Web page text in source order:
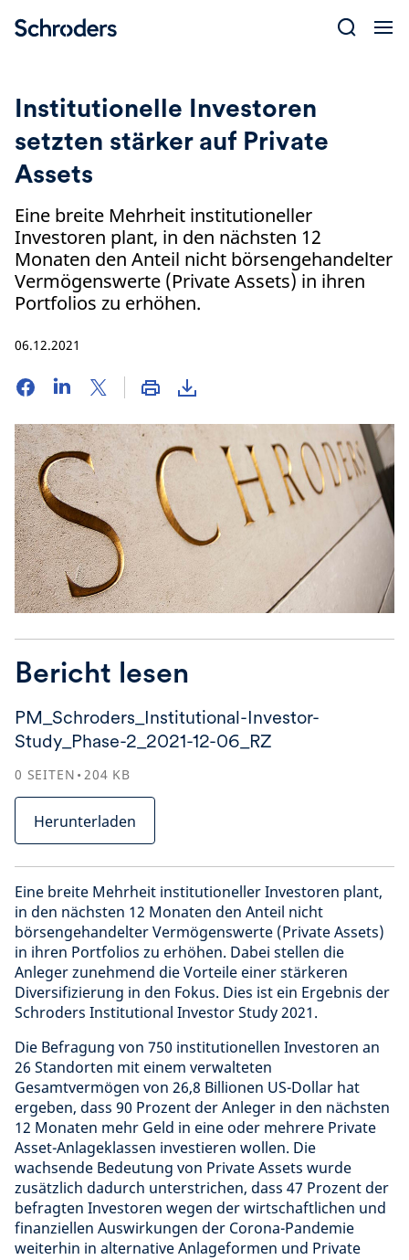
Institutionelle Investoren
setzten stärker auf Private
Assets
Eine breite Mehrheit institutioneller
Investoren plant, in den nächsten 12
Monaten den Anteil nicht börsengehandelter
Vermögenswerte (Private Assets) in ihren
Portfolios zu erhöhen.
06.12.2021
Bericht lesen
PM_Schroders_Institutional-Investor-
Study_Phase-2_2021-12-06_RZ
0 SEITEN 204 KB
Herunterladen
Eine breite Mehrheit institutioneller Investoren plant,
in den nächsten 12 Monaten den Anteil nicht
börsengehandelter Vermögenswerte (Private Assets)
in ihren Portfolios zu erhöhen. Dabei stellen die
Anleger zunehmend die Vorteile einer stärkeren
Diversifizierung in den Fokus. Dies ist ein Ergebnis der
Schroders Institutional Investor Study 2021.
Die Befragung von 750 institutionellen Investoren an
26 Standorten mit einem verwalteten
Gesamtvermögen von 26,8 Billionen US-Dollar hat
ergeben, dass 90 Prozent der Anleger in den nächsten
12 Monaten mehr Geld in eine oder mehrere Private
Asset-Anlageklassen investieren wollen. Die
wachsende Bedeutung von Private Assets wurde
zusätzlich dadurch unterstrichen, dass 47 Prozent der
befragten Investoren wegen der wirtschaftlichen und
finanziellen Auswirkungen der Corona-Pandemie
weiterhin in alternative Anlageformen und Private